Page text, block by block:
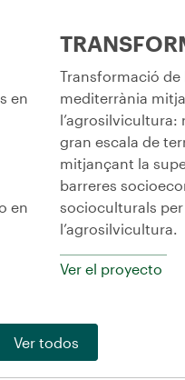
en
en
Transformació de
mediterrània
l’agrosilvicultura:
gran escala de
mitjançant la
barreres
socioculturals per
l’agrosilvicultura.
Ver el proyecto
Ver todos